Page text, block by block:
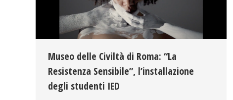
Museo delle Civiltà di Roma: “La
Resistenza Sensibile”, l’installazione
degli studenti IED